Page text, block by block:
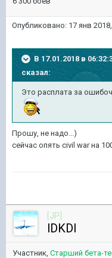
Опубликовано: 17 янв
В 17.01.2018 в
сказал:
Это расплата за
Прошу, не надо...)
сейчас опять civil war на
[JP]
lDKDl
Участник, Старший бета-